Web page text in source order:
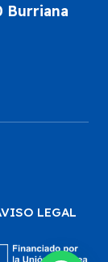
Burriana
LEGAL